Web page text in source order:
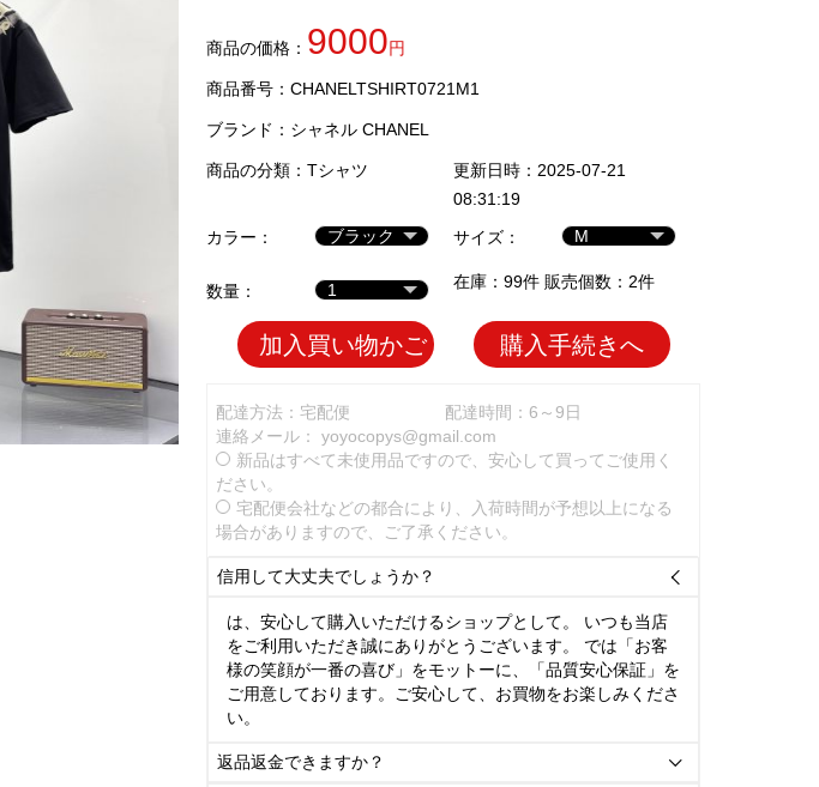
商品の価格： 9000円
商品番号：CHANELTSHIRT0721M1
ブランド： シャネル CHANEL
商品の分類： Tシャツ
更新日時：2025-07-21
08:31:19
カラー：
サイズ：
数量： 在庫：99件 販売個数：2件
加入買い物かご 購入手続きへ
配達方法：宅配便
配達時間：6～9日
連絡メール： yoyocopys@gmail.com
新品はすべて未使用品ですので、安心して買ってご使用く
ださい。
宅配便会社などの都合により、入荷時間が予想以上になる
場合がありますので、ご了承ください。
信用して大丈夫でしょうか？ 
は、安心して購入いただけるショップとして。 いつも当店
をご利用いただき誠にありがとうございます。 では「お客
様の笑顔が一番の喜び」をモットーに、「品質安心保証」を
ご用意しております。ご安心して、お買物をお楽しみくださ
い。
返品返金できますか？ 